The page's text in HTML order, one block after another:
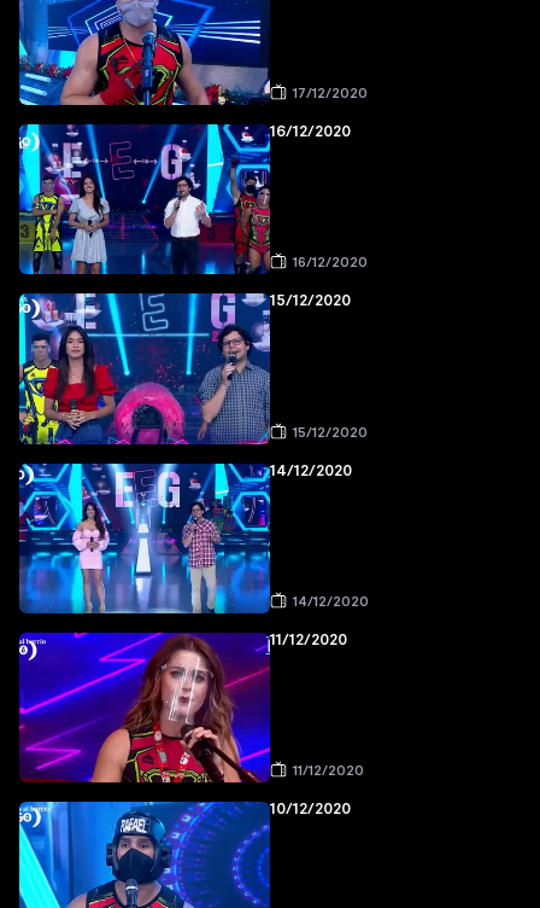
17/12/2020
16/12/2020
16/12/2020
15/12/2020
15/12/2020
14/12/2020
14/12/2020
11/12/2020
11/12/2020
10/12/2020